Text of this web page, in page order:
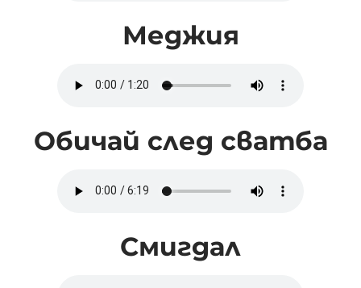
Меджия
Обичай след сватба
Смигдал